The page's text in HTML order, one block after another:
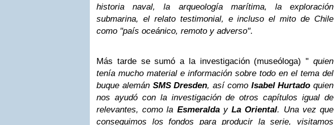
historia naval, la arqueología marítima, la exploración
submarina, el relato testimonial, e incluso el mito de Chile
como "país oceánico, remoto y adverso".
Más tarde se sumó a la investigación (museóloga) " quien
tenía mucho material e información sobre todo en el tema del
buque alemán SMS Dresden, así como Isabel Hurtado quien
nos ayudó con la investigación de otros capítulos igual de
relevantes, como la EsmeraldayLa Oriental. Una vez que
conseguimos los fondos para producir la serie, visitamos